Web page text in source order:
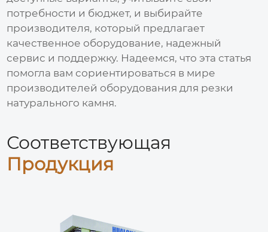
потребности и бюджет, и выбирайте
производителя, который предлагает
качественное оборудование, надежный
сервис и поддержку. Надеемся, что эта статья
помогла вам сориентироваться в мире
производителей оборудования для резки
натурального камня.
Соответствующая
Продукция